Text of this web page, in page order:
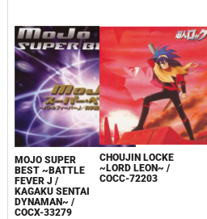
MOJO SUPER
BEST ~BATTLE
FEVER J /
KAGAKU SENTAI
DYNAMAN~ /
COCX-33279
CHOUJIN LOCKE
~LORD LEON~ /
COCC-72203